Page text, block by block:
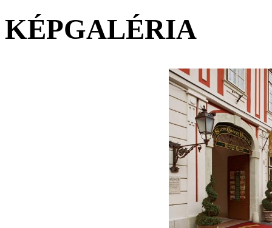
KÉPGALÉRIA